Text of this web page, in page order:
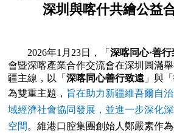
深圳與喀什共繪公益
2026年1月23日，「深喀同心·善行
會暨深喀產業合作交流會在深圳圓滿
疆主線，以「深喀同心善行致遠 」與「
為雙重主題， 旨在助力新疆維吾爾自
域經濟社會協同發展，並進一步深化
空間 。維港口腔集團創始人鄭嚴素作